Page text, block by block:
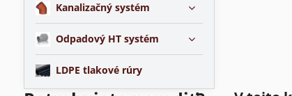
Kanalizačný systém
Odpadový HT systém
LDPE tlakové rúry